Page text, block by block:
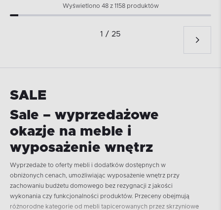
Wyświetlono 48 z 1158 produktów
1 / 25
SALE
Sale – wyprzedażowe
okazje na meble i
wyposażenie wnętrz
Wyprzedaże to oferty mebli i dodatków dostępnych w
obniżonych cenach, umożliwiając wyposażenie wnętrz przy
zachowaniu budżetu domowego bez rezygnacji z jakości
wykonania czy funkcjonalności produktów. Przeceny obejmują
różnorodne kategorie od mebli tapicerowanych przez skrzyniowe